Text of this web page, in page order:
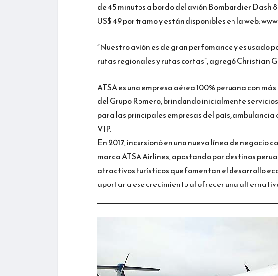
de 45 minutos a bordo del avión Bombardier Dash
US$ 49 por tramo y están disponibles en la web:
“Nuestro avión es de gran perfomance y es usado
rutas regionales y rutas cortas”, agregó Christian
ATSA es una empresa aérea 100% peruana con
del Grupo Romero, brindando inicialmente
para las principales empresas del país,
VIP.
En 2017, incursionó en una nueva línea de negocio
marca ATSA Airlines, apostando por destinos
atractivos turísticos que fomentan el desarrollo
aportar a ese crecimiento al ofrecer una